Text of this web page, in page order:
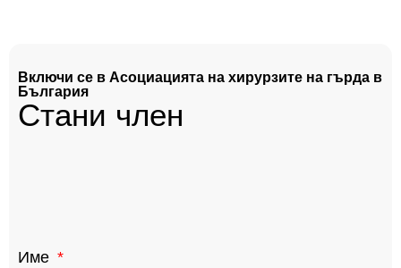
Включи се в Асоциацията на хирурзите на гърда в
България
Стани член
Име